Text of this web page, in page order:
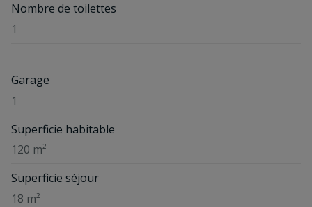
Nombre de toilettes
1
Garage
1
Superficie habitable
120 m²
Superficie séjour
18 m²